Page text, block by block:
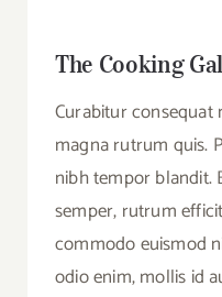
The Cooking
Curabitur consequat
magna rutrum quis.
nibh tempor blandit.
semper, rutrum
commodo euismod
odio enim, mollis id